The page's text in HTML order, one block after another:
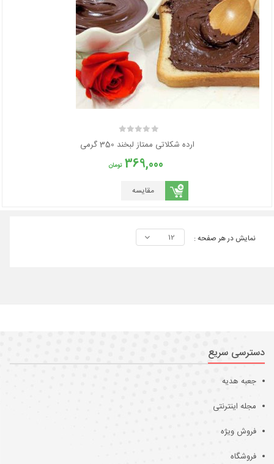
ارده شکلاتی ممتاز لبخند 350 گرمی
369,000 تومان
مقایسه
نمایش در هر صفحه : 12
دسترسی سریع
جعبه هدیه
مجله اینترنتی
فروش ویژه
فروشگاه